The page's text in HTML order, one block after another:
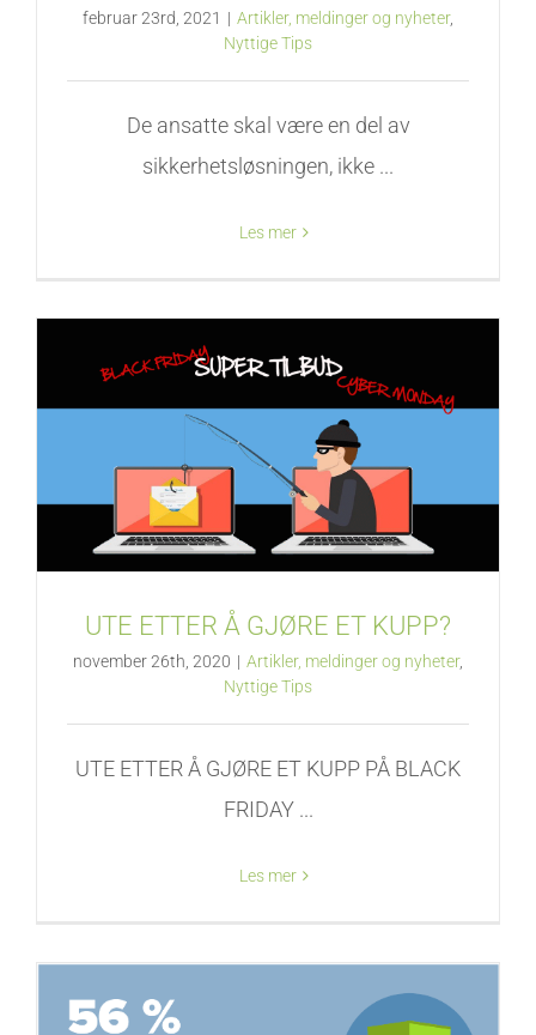
februar 23rd, 2021 | Artikler, meldinger og nyheter,
Nyttige Tips
De ansatte skal være en del av
sikkerhetsløsningen, ikke ...
Les mer
UTE ETTER Å GJØRE ET KUPP?
november 26th, 2020 | Artikler, meldinger og nyheter,
Nyttige Tips
UTE ETTER Å GJØRE ET KUPP PÅ BLACK
FRIDAY ...
Les mer